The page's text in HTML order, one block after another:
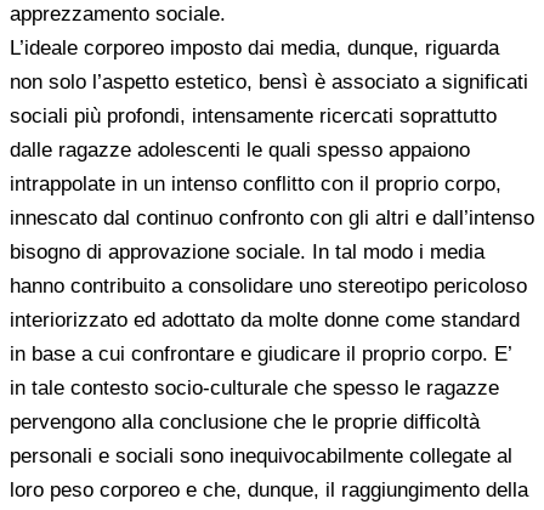
apprezzamento sociale.
L’ideale corporeo imposto dai media, dunque, riguarda
non solo l’aspetto estetico, bensì è associato a significati
sociali più profondi, intensamente ricercati soprattutto
dalle ragazze adolescenti le quali spesso appaiono
intrappolate in un intenso conflitto con il proprio corpo,
innescato dal continuo confronto con gli altri e dall’intenso
bisogno di approvazione sociale. In tal modo i media
hanno contribuito a consolidare uno stereotipo pericoloso
interiorizzato ed adottato da molte donne come standard
in base a cui confrontare e giudicare il proprio corpo. E’
in tale contesto socio-culturale che spesso le ragazze
pervengono alla conclusione che le proprie difficoltà
personali e sociali sono inequivocabilmente collegate al
loro peso corporeo e che, dunque, il raggiungimento della